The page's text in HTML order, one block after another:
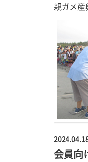
親ガメ産
会員向